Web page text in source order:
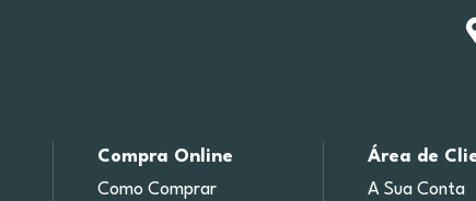
Compra Online
Como Comprar
Área de
A Sua Conta